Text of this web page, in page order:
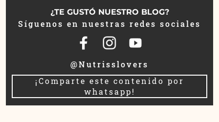
¿TE GUSTÓ NUESTRO BLOG?
Síguenos en nuestras redes sociales
@Nutrisslovers
¡Comparte este contenido por
whatsapp!